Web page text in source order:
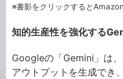
※書影をクリックすると
知的生産性を強化する
Googleの「Gemini」は
アウトプットを生成でき